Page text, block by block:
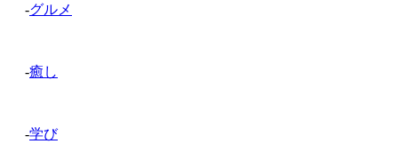
-グルメ
-癒し
-学び